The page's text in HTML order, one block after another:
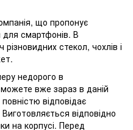
що пропонує
для смартфонів. В
стекол, чохлів і
недорого в
вже зараз в даній
відповідає
відповідно
на корпусі. Перед